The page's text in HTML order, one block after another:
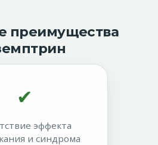
преимущества
✔
эффекта
и синдрома